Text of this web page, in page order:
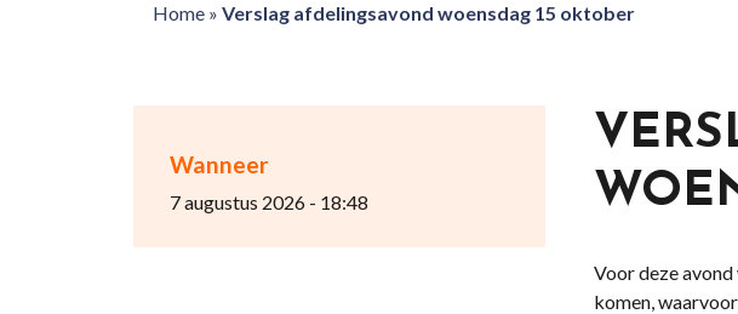
Home» Verslag afdelingsavond woensdag 15 oktober
Wanneer
7 augustus 2026 - 18:48
Voor deze
komen,